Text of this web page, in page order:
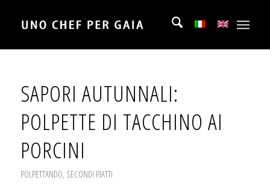
SAPORI AUTUNNALI:
POLPETTE DI TACCHINO AI
PORCINI
POLPETTANDO, SECONDI PIATTI